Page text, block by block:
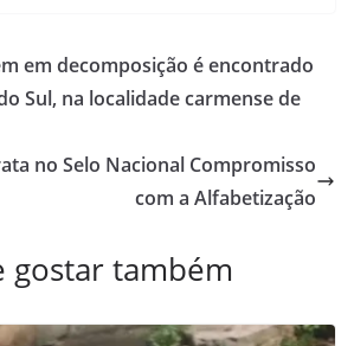
em decomposição é encontrado
Sul, na localidade carmense de
no Selo Nacional Compromisso
com a Alfabetização
gostar também